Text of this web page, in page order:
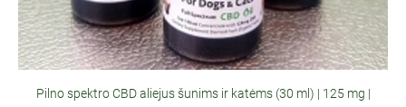
Pilno spektro CBD aliejus šunims ir katėms (30 ml) | 125 mg |